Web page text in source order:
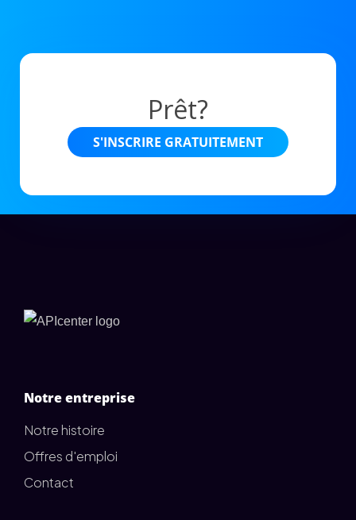
Prêt?
S'INSCRIRE GRATUITEMENT
Notre entreprise
Notre histoire
Offres d'emploi
Contact